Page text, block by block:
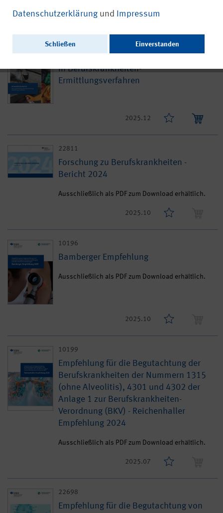
2026.06
22842
in Berufskrankheiten-
Ermittlungsverfahren
2025.12
22811
Forschung zu Berufskrankheiten -
Bericht 2024
Ausschließlich als PDF zum Download erhältlich.
2025.10
10196
Bamberger Empfehlung
Ausschließlich als PDF zum Download erhältlich.
2025.10
10199
Empfehlung für die Begutachtung der
Berufskrankheiten der Nummern 1315
(ohne Alveolitis), 4301 und 4302 der
Anlage 1 zur Berufskrankheiten-
Verordnung (BKV) - Reichenhaller
Empfehlung 2024
Ausschließlich als PDF zum Download erhältlich.
2025.07
22698
Empfehlung für die Begutachtung von
Datenschutzerklärung und Impressum
Schließen Einverstanden